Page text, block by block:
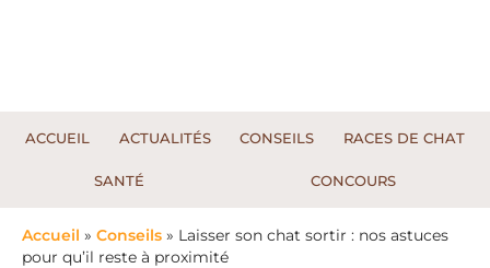
ACCUEIL ACTUALITÉS CONSEILS RACES DE CHAT
SANTÉ CONCOURS
Accueil » Conseils » Laisser son chat sortir : nos astuces
pour qu’il reste à proximité